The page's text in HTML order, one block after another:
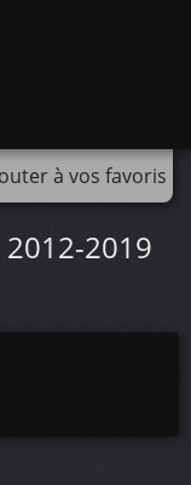
à vos favoris
2012-2019